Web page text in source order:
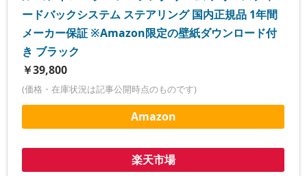
ードバックシステム ステアリング 国内正規品 1年間
メーカー保証 ※Amazon限定の壁紙ダウンロード付
き ブラック
￥39,800
(価格・在庫状況は記事公開時点のものです)
Amazon
楽天市場